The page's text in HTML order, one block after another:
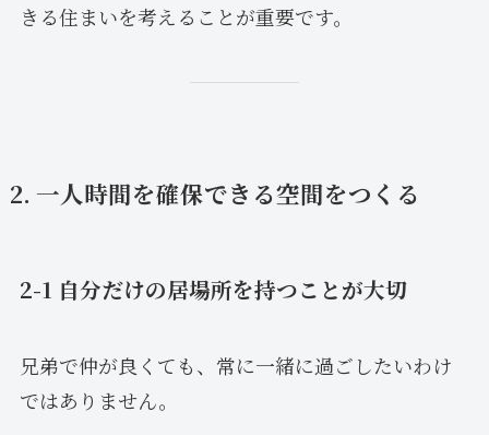
きる住まいを考えることが重要です。
2. 一人時間を確保できる空間をつくる
2-1 自分だけの居場所を持つことが大切
兄弟で仲が良くても、常に一緒に過ごしたいわけ
ではありません。